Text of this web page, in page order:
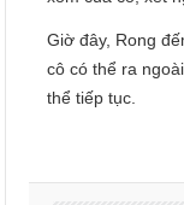
Giờ đây, Rong
cô có thể ra
thể tiếp tục.